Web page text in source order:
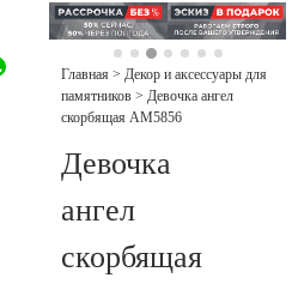
Главная > Декор и аксессуары для
памятников > Девочка ангел
скорбящая AM5856
Девочка
ангел
скорбящая